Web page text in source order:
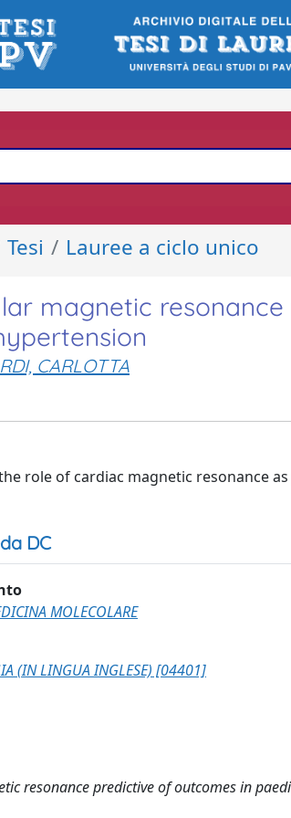
Tesi Lauree a ciclo unico
magnetic
CARLOTTA
role of cardiac magnetic resonance
DC
MOLECOLARE
(IN LINGUA INGLESE) [04401]
resonance predictive of outcomes in